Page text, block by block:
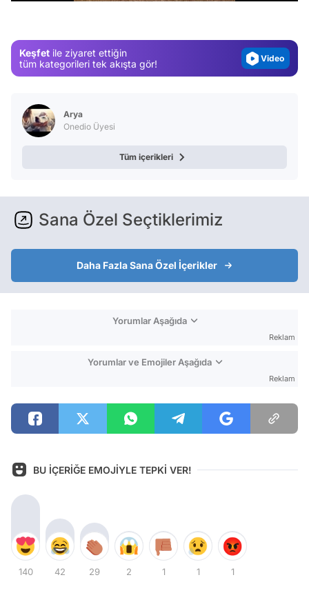
Keşfet ile ziyaret ettiğin
tüm kategorileri tek akışta gör!
Video
Arya
Onedio Üyesi
Tüm içerikleri
Sana Özel Seçtiklerimiz
Daha Fazla Sana Özel İçerikler
Yorumlar Aşağıda
Reklam
Yorumlar ve Emojiler Aşağıda
Reklam
BU İÇERİĞE EMOJİYLE TEPKİ VER!
140 42 29 2 1 1 1